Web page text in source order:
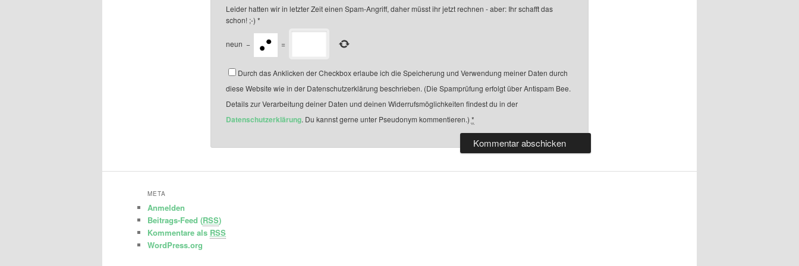
Leider hatten wir in letzter Zeit einen Spam-Angriff, daher müsst ihr jetzt rechnen - aber: Ihr schafft das
schon! ;-) *
neun − =
Durch das Anklicken der Checkbox erlaube ich die Speicherung und Verwendung meiner Daten durch
diese Website wie in der Datenschutzerklärung beschrieben. (Die Spamprüfung erfolgt über Antispam Bee.
Details zur Verarbeitung deiner Daten und deinen Widerrufsmöglichkeiten findest du in der
Datenschutzerklärung. Du kannst gerne unter Pseudonym kommentieren.) *
META
Anmelden
Beitrags-Feed (RSS)
Kommentare als RSS
WordPress.org